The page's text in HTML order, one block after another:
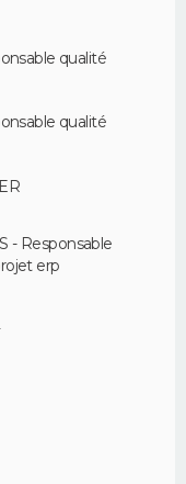
qualité
qualité
- Responsable
erp